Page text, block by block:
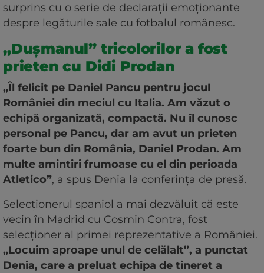
surprins cu o serie de declarații emoționante
despre legăturile sale cu fotbalul românesc.
„Dușmanul” tricolorilor a fost
prieten cu Didi Prodan
„Îl felicit pe Daniel Pancu pentru jocul
României din meciul cu Italia. Am văzut o
echipă organizată, compactă. Nu îl cunosc
personal pe Pancu, dar am avut un prieten
foarte bun din România, Daniel Prodan. Am
multe amintiri frumoase cu el din perioada
Atletico”, a spus Denia la conferința de presă.
Selecționerul spaniol a mai dezvăluit că este
vecin în Madrid cu Cosmin Contra, fost
selecționer al primei reprezentative a României.
„Locuim aproape unul de celălalt”, a punctat
Denia, care a preluat echipa de tineret a